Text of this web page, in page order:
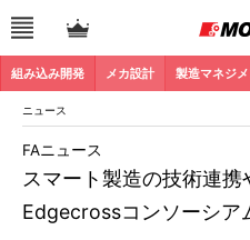
組み込み開発 メカ設計 製造マネジメ
ニュース
スマート製造の技術連携
Edgecrossコンソーシア
FAニュース